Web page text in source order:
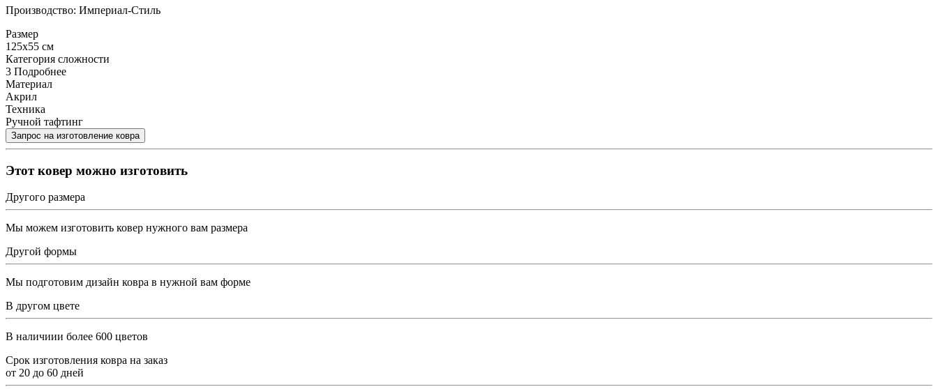
Производство: Империал-Стиль
Размер
125x55 см
Категория сложности
3 Подробнее
Материал
Акрил
Техника
Ручной тафтинг
Этот ковер можно изготовить
Другого размера
Мы можем изготовить ковер нужного вам размера
Другой формы
Мы подготовим дизайн ковра в нужной вам форме
В другом цвете
В наличиии более 600 цветов
Срок изготовления ковра на заказ
от 20 до 60 дней